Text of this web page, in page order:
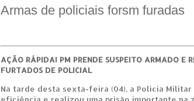
Armas de policiais forsm furadas
AÇÃO RÁPIDA! PM PRENDE SUSPEITO ARMADO E
FURTADOS DE POLICIAL
Na tarde desta sexta-feira (04), a Polícia Militar
eficiência e realizou uma prisão importante na